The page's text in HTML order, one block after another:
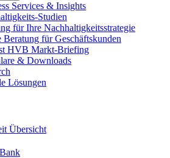
Services & Insights
Studien
für Ihre Nachhaltigkeitsstrategie
Beratung für Geschäftskunden
HVB Markt-Briefing
& Downloads
Lösungen
Übersicht